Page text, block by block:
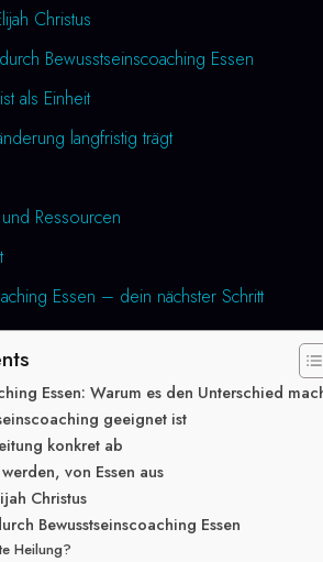
Christus
Bewusstseinscoaching Essen
als Einheit
langfristig trägt
Ressourcen
Essen – dein nächster Schritt
Essen: Warum es den Unterschied
geeignet ist
konkret ab
von Essen aus
Christus
Bewusstseinscoaching Essen
Heilung?